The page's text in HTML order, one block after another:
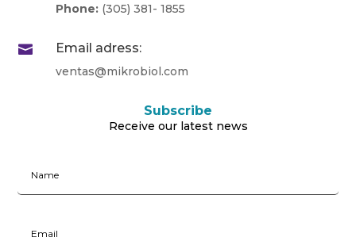
Phone: (305) 381- 1855
 Email adress:
ventas@mikrobiol.com
Subscribe
Receive our latest news